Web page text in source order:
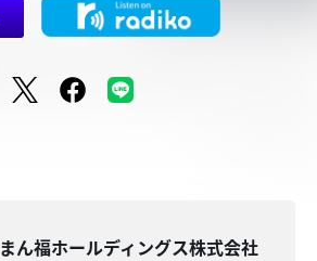
まん福ホールディングス株式会社